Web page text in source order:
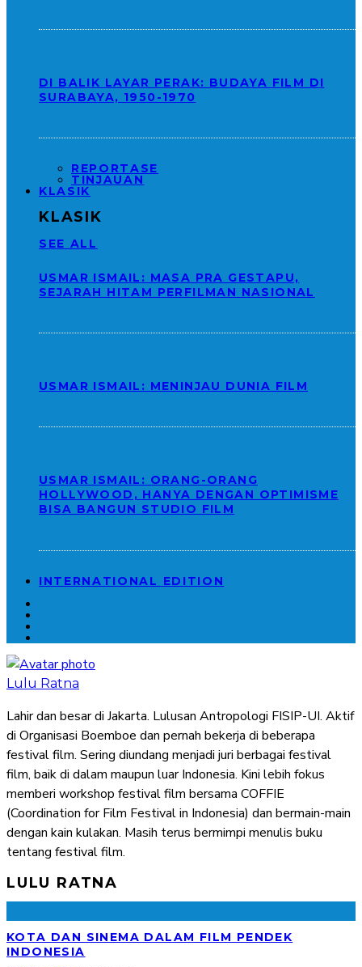
DI BALIK LAYAR PERAK: BUDAYA FILM DI
SURABAYA, 1950-1970
REPORTASE
TINJAUAN
KLASIK
KLASIK
SEE ALL
USMAR ISMAIL: MASA PRA GESTAPU,
SEJARAH HITAM PERFILMAN NASIONAL
USMAR ISMAIL: MENINJAU DUNIA FILM
USMAR ISMAIL: ORANG-ORANG
HOLLYWOOD, HANYA DENGAN OPTIMISME
BISA BANGUN STUDIO FILM
INTERNATIONAL EDITION
Lulu Ratna
Lahir dan besar di Jakarta. Lulusan Antropologi FISIP-UI. Aktif
di Organisasi Boemboe dan pernah bekerja di beberapa
festival film. Sering diundang menjadi juri berbagai festival
film, baik di dalam maupun luar Indonesia. Kini lebih fokus
memberi workshop festival film bersama COFFIE
(Coordination for Film Festival in Indonesia) dan bermain-main
dengan kain kulakan. Masih terus bermimpi menulis buku
tentang festival film.
LULU RATNA
KOTA DAN SINEMA DALAM FILM PENDEK
INDONESIA